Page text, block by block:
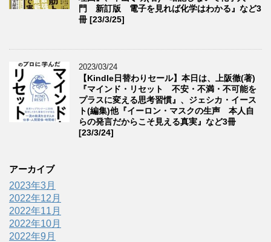
門 新訂版 電子を見れば化学はわかる』など3
冊 [23/3/25]
2023/03/24
【Kindle日替わりセール】本日は、上阪徹(著)
『マインド・リセット 不安・不満・不可能を
プラスに変える思考習慣』、ジェシカ・イース
ト(編集)他『イーロン・マスクの生声 本人自
らの発言だからこそ見える真実』など3冊
[23/3/24]
アーカイブ
2023年3月
2022年12月
2022年11月
2022年10月
2022年9月